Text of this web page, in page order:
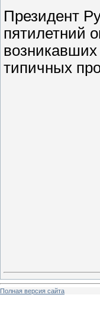
Президент
пятилетний
типичных
Полная версия сайта